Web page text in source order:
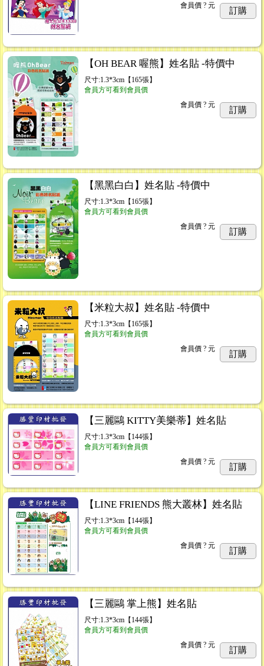
會員價 ? 元
訂購
【OH BEAR 喔熊】姓名貼 -特價中
尺寸:1.3*3cm【165張】
會員方可看到會員價
會員價 ? 元
訂購
【黑黑白白】姓名貼 -特價中
尺寸:1.3*3cm【165張】
會員方可看到會員價
會員價 ? 元
訂購
【米粒大叔】姓名貼 -特價中
尺寸:1.3*3cm【165張】
會員方可看到會員價
會員價 ? 元
訂購
【三麗鷗 KITTY美樂蒂】姓名貼
尺寸:1.3*3cm【144張】
會員方可看到會員價
會員價 ? 元
訂購
【LINE FRIENDS 熊大叢林】姓名貼
尺寸:1.3*3cm【144張】
會員方可看到會員價
會員價 ? 元
訂購
【三麗鷗 掌上熊】姓名貼
尺寸:1.3*3cm【144張】
會員方可看到會員價
會員價 ? 元
訂購